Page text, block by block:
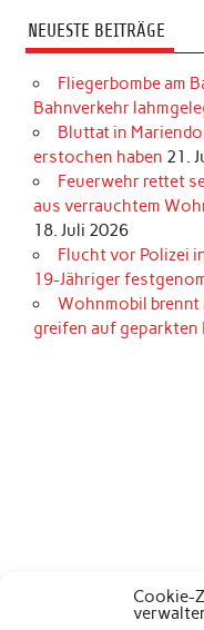
Cookie-
NEUESTE BEITRÄGE
Fliegerbombe am
Bahnverkehr
Bluttat in
erstochen haben 21.
Feuerwehr rettet
aus verrauchtem
18. Juli 2026
Flucht vor Polizei
19-Jähriger
Wohnmobil brennt
greifen auf geparkten